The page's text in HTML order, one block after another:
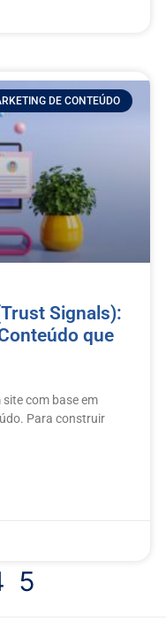
DE CONTEÚDO
Signals):
que
com base em
Para construir
5